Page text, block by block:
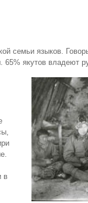
семьи языков.
якутов владеют
в